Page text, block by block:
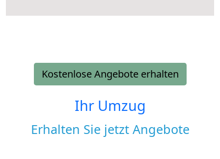
Kostenlose Angebote erhalten
Ihr Umzug
Erhalten Sie jetzt Angebote